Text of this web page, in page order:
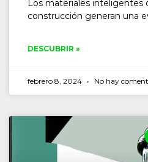
Los materiales inteligentes
construcción generan una
DESCUBRIR »
febrero 8, 2024 No hay